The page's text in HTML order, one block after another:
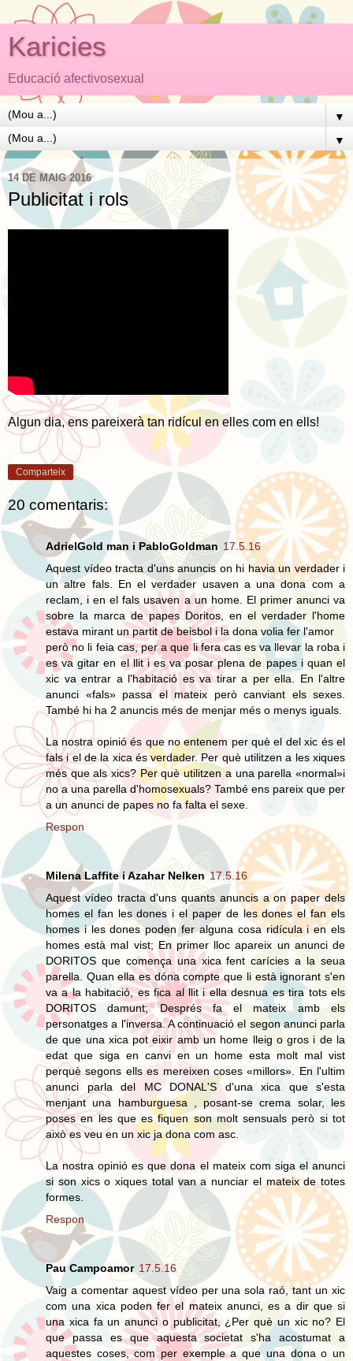
Karicies
Educació afectivosexual
▼
▼
14 DE MAIG 2016
Publicitat i rols
Algun dia, ens pareixerà tan ridícul en elles com en ells!
Comparteix
20 comentaris:
AdrielGold man i PabloGoldman 17.5.16
Aquest vídeo tracta d'uns anuncis on hi havia un verdader i
un altre fals. En el verdader usaven a una dona com a
reclam, i en el fals usaven a un home. El primer anunci va
sobre la marca de papes Doritos, en el verdader l'home
estava mirant un partit de beisbol i la dona volia fer l'amor
però no li feia cas, per a que li fera cas es va llevar la roba i
es va gitar en el llit i es va posar plena de papes i quan el
xic va entrar a l'habitació es va tirar a per ella. En l'altre
anunci «fals» passa el mateix però canviant els sexes.
També hi ha 2 anuncis més de menjar més o menys iguals.
La nostra opinió és que no entenem per què el del xic és el
fals i el de la xica és verdader. Per què utilitzen a les xiques
més que als xics? Per què utilitzen a una parella «normal»i
no a una parella d'homosexuals? També ens pareix que per
a un anunci de papes no fa falta el sexe.
Respon
Milena Laffite i Azahar Nelken 17.5.16
Aquest vídeo tracta d'uns quants anuncis a on paper dels
homes el fan les dones i el paper de les dones el fan els
homes i les dones poden fer alguna cosa ridícula i en els
homes està mal vist; En primer lloc apareix un anunci de
DORITOS que comença una xica fent carícies a la seua
parella. Quan ella es dóna compte que li està ignorant s'en
va a la habitació, es fica al llit i ella desnua es tira tots els
DORITOS damunt; Després fa el mateix amb els
personatges a l'inversa. A continuació el segon anunci parla
de que una xica pot eixir amb un home lleig o gros i de la
edat que siga en canvi en un home esta molt mal vist
perquè segons ells es mereixen coses «millors». En l'ultim
anunci parla del MC DONAL'S d'una xica que s'esta
menjant una hamburguesa , posant-se crema solar, les
poses en les que es fiquen son molt sensuals però si tot
això es veu en un xic ja dona com asc.
La nostra opinió es que dona el mateix com siga el anunci
si son xics o xiques total van a nunciar el mateix de totes
formes.
Respon
Pau Campoamor 17.5.16
Vaig a comentar aquest vídeo per una sola raó, tant un xic
com una xica poden fer el mateix anunci, es a dir que si
una xica fa un anunci o publicitat, ¿Per què un xic no? El
que passa es que aquesta societat s'ha acostumat a
aquestes coses, com per exemple a que una dona o un